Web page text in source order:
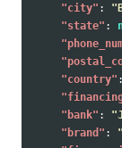
"city" :
"state" :
"country" :
"bank" :
"brand" :